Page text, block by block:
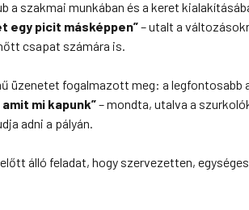
a szakmai munkában és a keret
egy picit másképpen”– utalt a
csapat számára is.
üzenetet fogalmazott meg: a legfontosabb
mi kapunk”– mondta, utalva a
adni a pályán.
álló feladat, hogy szervezetten,